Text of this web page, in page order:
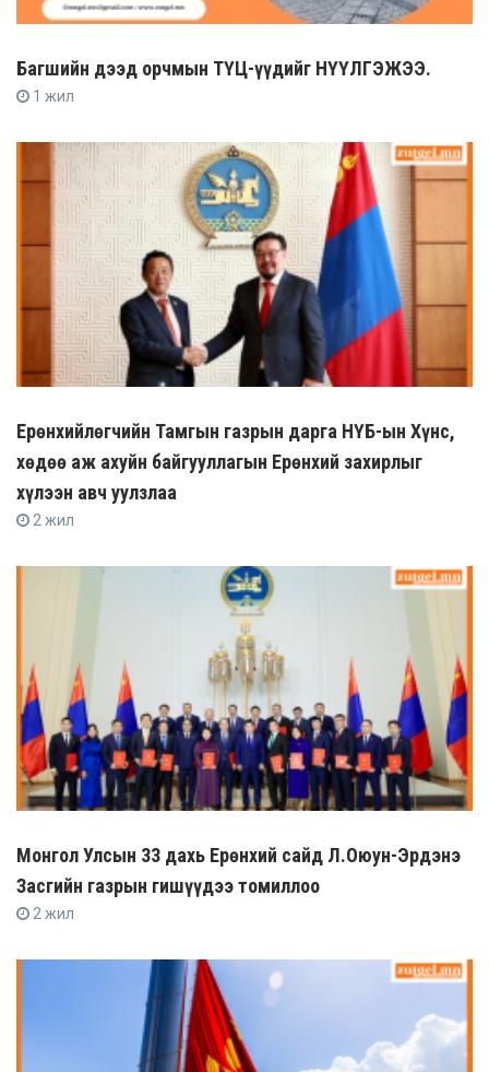
Багшийн дээд орчмын ТҮЦ-үүдийг НҮҮЛГЭЖЭЭ.
1 жил
Ерөнхийлөгчийн Тамгын газрын дарга НҮБ-ын Хүнс,
хөдөө аж ахуйн байгууллагын Ерөнхий захирлыг
хүлээн авч уулзлаа
2 жил
Монгол Улсын 33 дахь Ерөнхий сайд Л.Оюун-Эрдэнэ
Засгийн газрын гишүүдээ томиллоо
2 жил